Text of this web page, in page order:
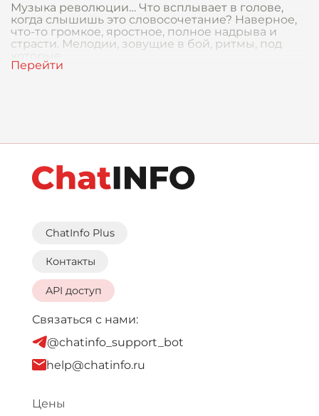
Музыка революции… Что всплывает в голове,
когда слышишь это словосочетание? Наверное,
что-то громкое, яростное, полное надрыва и
страсти. Мелодии, зовущие в бой, ритмы, под
ChatInfo Plus
Контакты
API доступ
Связаться с нами:
@chatinfo_support_bot
help@chatinfo.ru
Цены